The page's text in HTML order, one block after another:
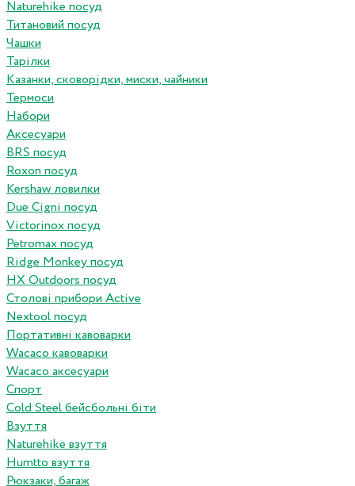
Naturehike посуд
Титановий посуд
Чашки
Тарілки
Казанки, сковорідки, миски, чайники
Термоси
Набори
Аксесуари
BRS посуд
Roxon посуд
Kershaw ловилки
Due Cigni посуд
Victorinox посуд
Petromax посуд
Ridge Monkey посуд
HX Outdoors посуд
Столові прибори Active
Nextool посуд
Портативні кавоварки
Wacaco кавоварки
Wacaco аксесуари
Спорт
Cold Steel бейсбольні біти
Взуття
Naturehike взуття
Humtto взуття
Рюкзаки, багаж